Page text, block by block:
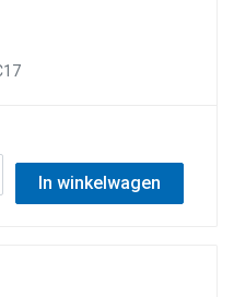
In winkelwagen